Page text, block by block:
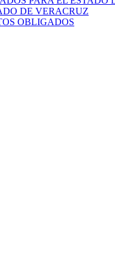
DE VERACRUZ
OBLIGADOS